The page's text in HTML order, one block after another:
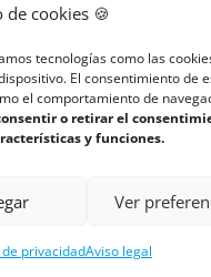
de cookies 🍪
tecnologías como las
El consentimiento de
el comportamiento de
o retirar el
y funciones.
Ver
privacidadAviso legal